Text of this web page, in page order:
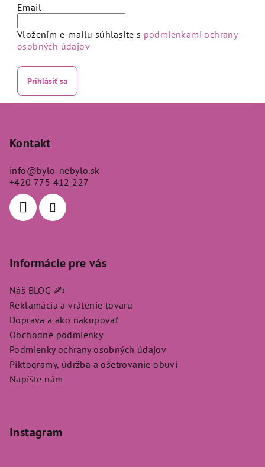
Email
Vložením e-mailu súhlasíte s podmienkami ochrany
osobných údajov
Prihlásiť sa
Kontakt
info@bylo-nebylo.sk
+420 775 412 227
Informácie pre vás
Náš BLOG ✍️
Reklamácia a vrátenie tovaru
Doprava a ako nakupovať
Obchodné podmienky
Podmienky ochrany osobných údajov
Piktogramy, údržba a ošetrovanie obuvi
Napíšte nám
Instagram